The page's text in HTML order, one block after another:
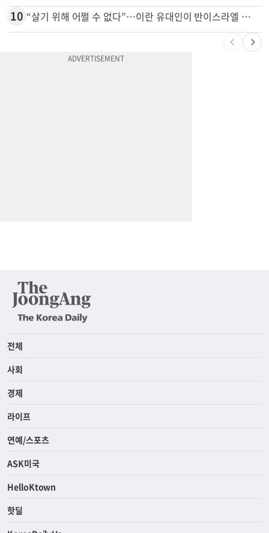
9 “술에 이것 한방울 넣어라” 매일 소주 1병 까는 91세의 철칙
“살기 위해 어쩔 수 없다”…이란 유대인이 반이스라엘 외치는 까닭
전체
사회
경제
라이프
연예/스포츠
ASK미국
HelloKtown